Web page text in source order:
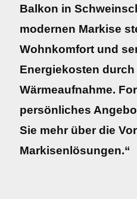
Balkon in
modernen Markise
Wohnkomfort und
Energiekosten durch
Wärmeaufnahme.
persönliches
Sie mehr über die
Markisenlösungen.“